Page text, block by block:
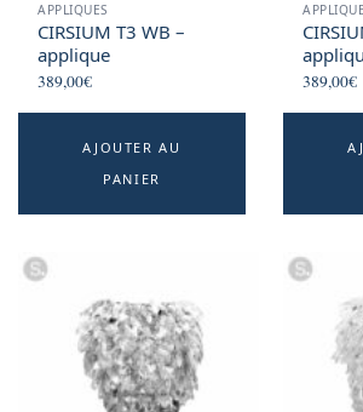
APPLIQUES
CIRSIUM T3 WB –
applique
389,00€
AJOUTER AU
PANIER
389,00€